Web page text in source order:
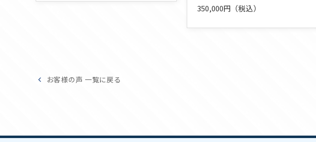
350,000円（税込）
お客様の声 一覧に戻る